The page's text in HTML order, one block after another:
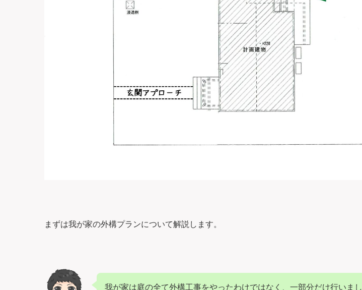
まずは我が家の外構プランについて解説します。
我が家は庭の全て外構工事をやったわけではなく、一部分だけ行いまし